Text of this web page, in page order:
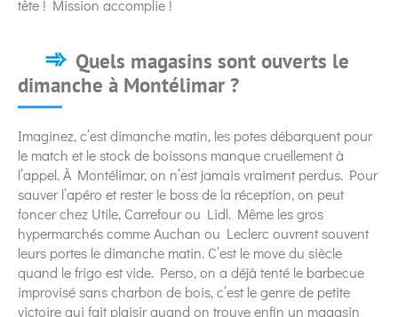
tête ! Mission accomplie !
Quels magasins sont ouverts le
dimanche à Montélimar ?
Imaginez, c’est dimanche matin, les potes débarquent pour
le match et le stock de boissons manque cruellement à
l’appel. À Montélimar, on n’est jamais vraiment perdus. Pour
sauver l’apéro et rester le boss de la réception, on peut
foncer chez Utile, Carrefour ou Lidl. Même les gros
hypermarchés comme Auchan ou Leclerc ouvrent souvent
leurs portes le dimanche matin. C’est le move du siècle
quand le frigo est vide. Perso, on a déjà tenté le barbecue
improvisé sans charbon de bois, c’est le genre de petite
victoire qui fait plaisir quand on trouve enfin un magasin